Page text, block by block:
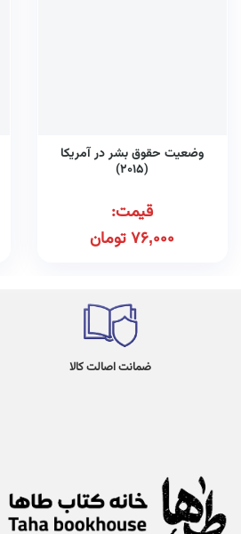
وضعیت حقوق بشر در آمریکا
(۲۰۱۵)
قیمت:
76,000تومان
ضمانت اصالت کالا